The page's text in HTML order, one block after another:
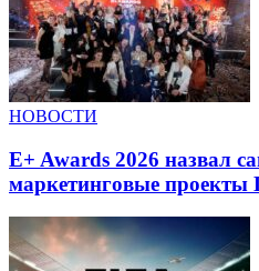
НОВОСТИ
E+ Awards 2026 назвал
маркетинговые проекты